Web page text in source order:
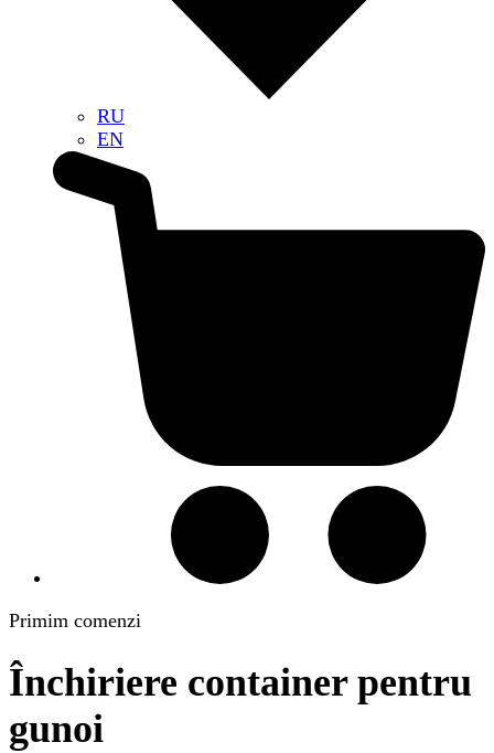
RU
EN
Primim comenzi
Închiriere container pentru
gunoi